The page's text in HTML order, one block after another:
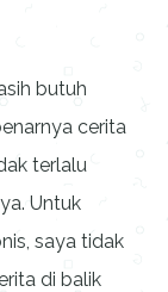
butuh
cerita
terlalu
Untuk
saya tidak
di balik